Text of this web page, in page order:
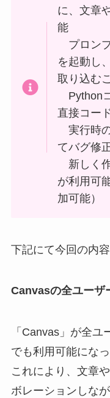
に、文章
能
プロン
を起動し
取り込む
Python
直接コー
実行時
てバグ修
新しく
が利用可
加可能）
下記にて今回の内
Canvasの全ユーザ
「Canvas」が全
でも利用可能になっ
これにより、文章
ボレーションしな